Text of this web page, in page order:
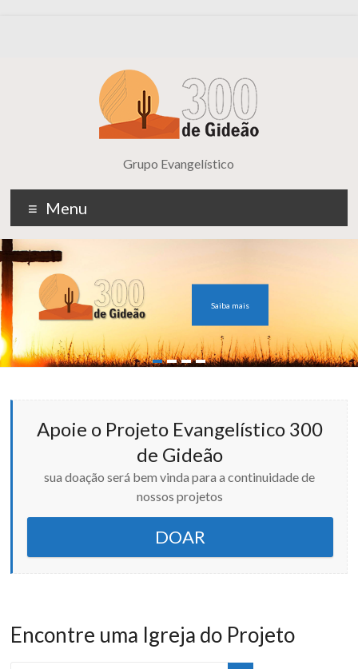
Grupo Evangelístico
Menu
Saiba mais
1 2 3 4
Apoie o Projeto Evangelístico 300
de Gideão
sua doação será bem vinda para a continuidade de
nossos projetos
DOAR
Encontre uma Igreja do Projeto